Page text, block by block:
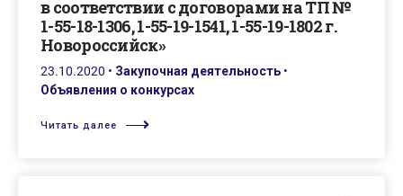
в соответствии с договорами на ТП №
1-55-18-1306, 1-55-19-1541, 1-55-19-1802 г.
Новороссийск»
23.10.2020 • Закупочная деятельность •
Объявления о конкурсах
Читать далее